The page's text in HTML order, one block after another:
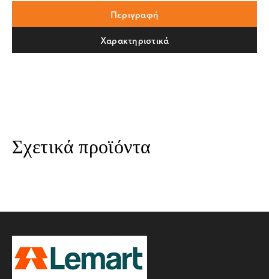
Περιγραφή
Χαρακτηριστικά
Σχετικά προϊόντα